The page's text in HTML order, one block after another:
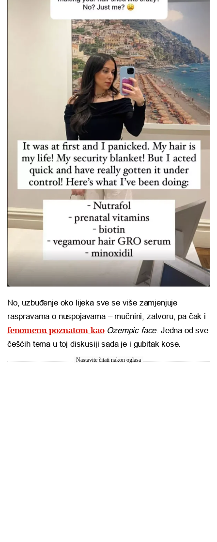
No, uzbuđenje oko lijeka sve se više zamjenjuje
raspravama o nuspojavama – mučnini, zatvoru, pa čak i
fenomenu poznatom kao Ozempic face. Jedna od sve
češćih tema u toj diskusiji sada je i gubitak kose.
Nastavite čitati nakon oglasa